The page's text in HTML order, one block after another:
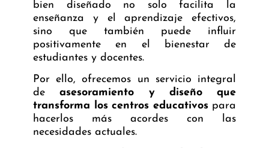
bien diseñado no solo facilita la
enseñanza y el aprendizaje efectivos,
sino que también puede influir
positivamente en el bienestar de
estudiantes y docentes.
Por ello, ofrecemos un servicio integral
deasesoramiento y diseño que
transforma los centros educativospara
hacerlos más acordes con las
necesidades actuales.